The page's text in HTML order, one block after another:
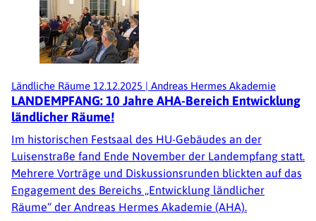
Ländliche Räume 12.12.2025 | Andreas Hermes Akademie
LANDEMPFANG: 10 Jahre AHA-Bereich Entwicklung
ländlicher Räume!
Im historischen Festsaal des HU-Gebäudes an der
Luisenstraße fand Ende November der Landempfang statt.
Mehrere Vorträge und Diskussionsrunden blickten auf das
Engagement des Bereichs „Entwicklung ländlicher
Räume“ der Andreas Hermes Akademie (AHA).